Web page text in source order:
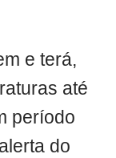
e terá,
até
período
do